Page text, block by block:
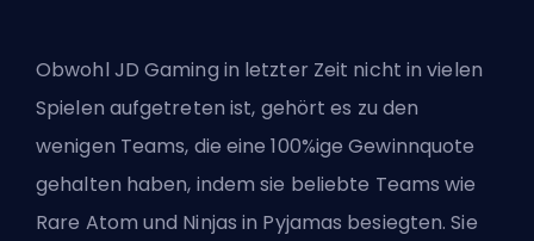
Obwohl JD Gaming in letzter Zeit nicht in vielen
Spielen aufgetreten ist, gehört es zu den
wenigen Teams, die eine 100%ige Gewinnquote
gehalten haben, indem sie beliebte Teams wie
Rare Atom und Ninjas in Pyjamas besiegten. Sie